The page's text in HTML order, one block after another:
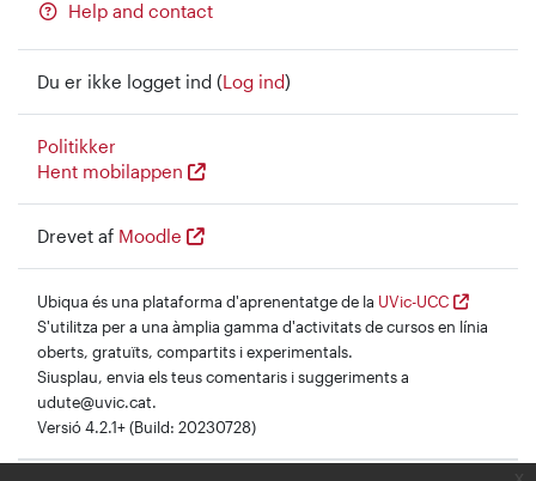
Help and contact
Du er ikke logget ind (Log ind)
Politikker
Hent mobilappen
Drevet af Moodle
Ubiqua és una plataforma d'aprenentatge de la UVic-UCC
S'utilitza per a una àmplia gamma d'activitats de cursos en línia
oberts, gratuïts, compartits i experimentals.
Siusplau, envia els teus comentaris i suggeriments a
udute@uvic.cat.
Versió 4.2.1+ (Build: 20230728)